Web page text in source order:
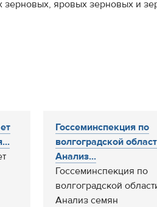
яровых зерновых и
Госсеминспекция по
волгоградской
Анализ...
Госсеминспекция по
волгоградской
Анализ семян